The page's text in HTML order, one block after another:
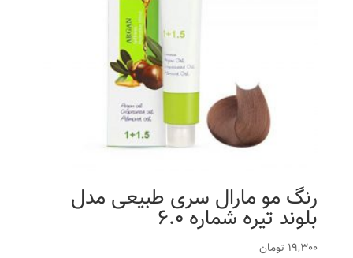
رنگ مو مارال سری طبیعی مدل
بلوند تیره شماره 6.0
19,300 تومان